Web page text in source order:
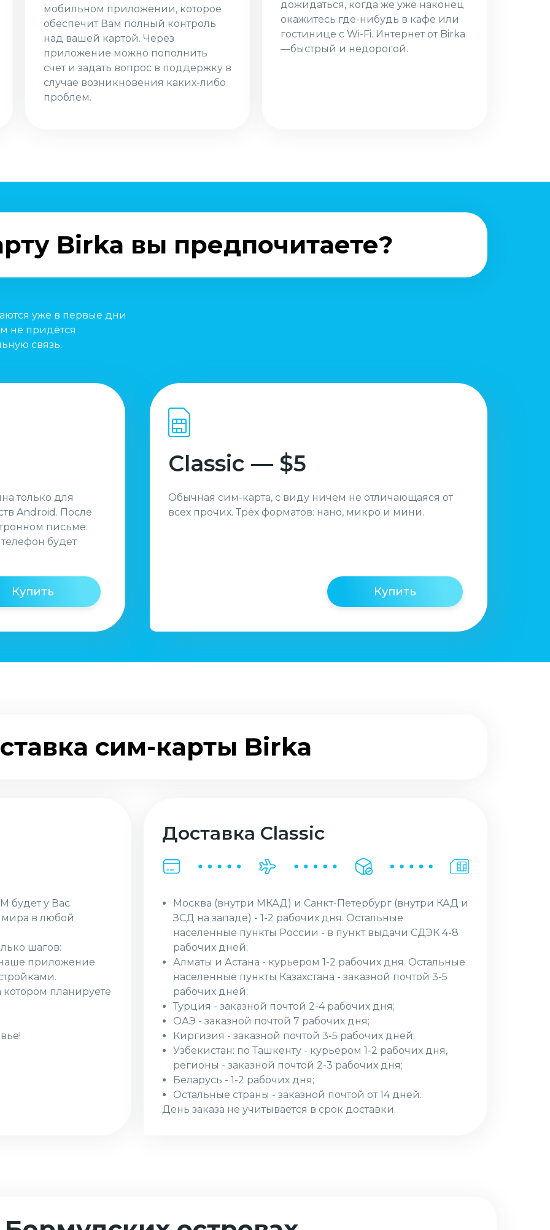
мобильном приложении, которое
обеспечит Вам полный контроль
над вашей картой. Через
приложение можно пополнить
счет и задать вопрос в поддержку в
случае возникновения каких-либо
проблем.
дожидаться, когда же уже наконец
окажитесь где-нибудь в кафе или
гостинице с Wi-Fi. Интернет от Birka
—быстрый и недорогой.
Birka вы предпочитаете?
уже в первые дни
не придётся
связь.
только для
Android. После
письме.
будет
Купить
Classic — $5
Обычная сим-карта, с виду ничем не отличающаяся от
всех прочих. Трёх форматов: нано, микро и мини.
Купить
сим-карты Birka
будет у Вас.
мира в любой
шагов:
наше приложение
котором планируете
Доставка Classic
Москва (внутри МКАД) и Санкт-Петербург (внутри КАД и
ЗСД на западе) - 1-2 рабочих дня. Остальные
населенные пункты России - в пункт выдачи СДЭК 4-8
рабочих дней;
Алматы и Астана - курьером 1-2 рабочих дня. Остальные
населенные пункты Казахстана - заказной почтой 3-5
рабочих дней;
Турция - заказной почтой 2-4 рабочих дня;
ОАЭ - заказной почтой 7 рабочих дня;
Киргизия - заказной почтой 3-5 рабочих дней;
Узбекистан: по Ташкенту - курьером 1-2 рабочих дня,
регионы - заказной почтой 2-3 рабочих дня;
Беларусь - 1-2 рабочих дня;
Остальные страны - заказной почтой от 14 дней.
День заказа не учитывается в срок доставки.